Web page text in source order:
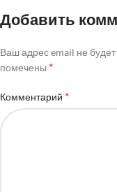
Добавить
Ваш адрес email не будет
помечены *
Комментарий *